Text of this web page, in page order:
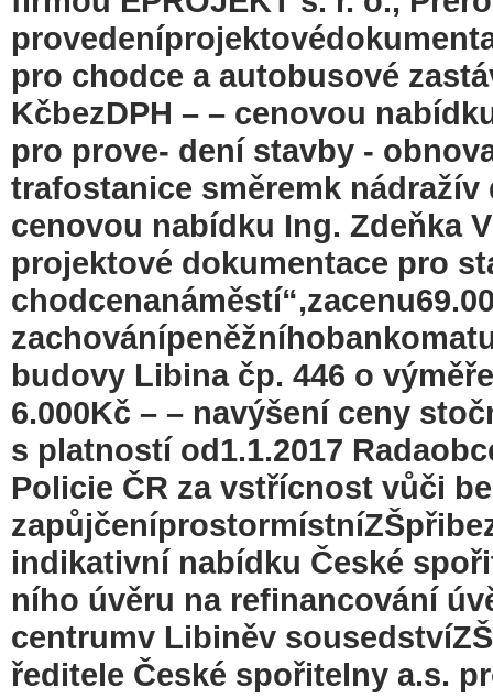
pro chodce a autobusové
KčbezDPH – – cenovou
pro prove- dení stavby -
trafostanice směremk nádražív
cenovou nabídku Ing. Zdeňka
projektové dokumentace pro
budovy Libina čp. 446 o
6.000Kč – – navýšení ceny
s platností od1.1.2017
Policie ČR za vstřícnost vůči
indikativní nabídku České
ního úvěru na refinancování
centrumv Libiněv
ředitele České spořitelny a.s.